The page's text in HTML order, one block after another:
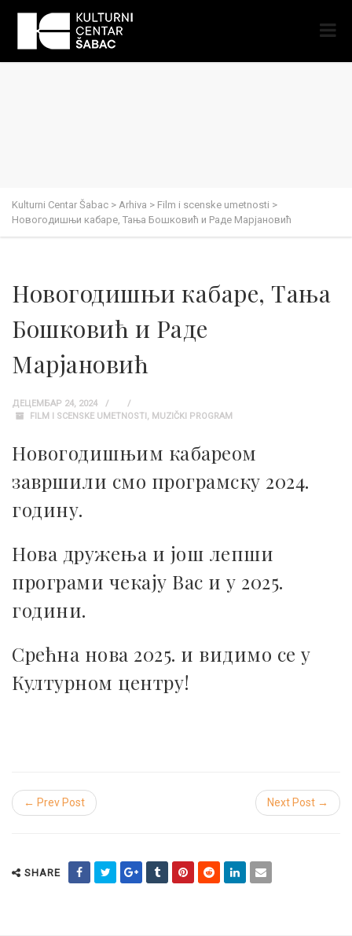
Kulturni Centar Šabac > Arhiva > Film i scenske umetnosti >
Новогодишњи кабаре, Тања Бошковић и Раде Марјановић
Новогодишњи кабаре, Тања
Бошковић и Раде
Марјановић
ДЕЦЕМБАР 24, 2024
FILM I SCENSKE UMETNOSTI, MUZIČKI PROGRAM
Новогодишњим кабареом
завршили смо програмску 2024.
годину.
Нова дружења и још лепши
програми чекају Вас и у 2025.
години.
Срећна нова 2025. и видимо се у
Културном центру!
← Prev Post Next Post →
SHARE